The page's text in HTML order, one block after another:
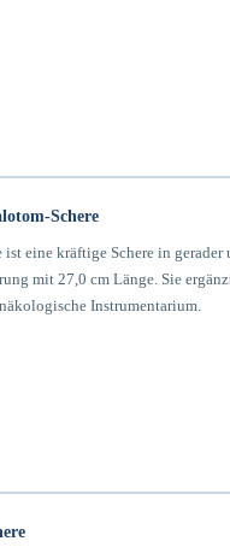
Schere
ist eine kräftige Schere in gerader
mit 27,0 cm Länge. Sie
Instrumentarium.